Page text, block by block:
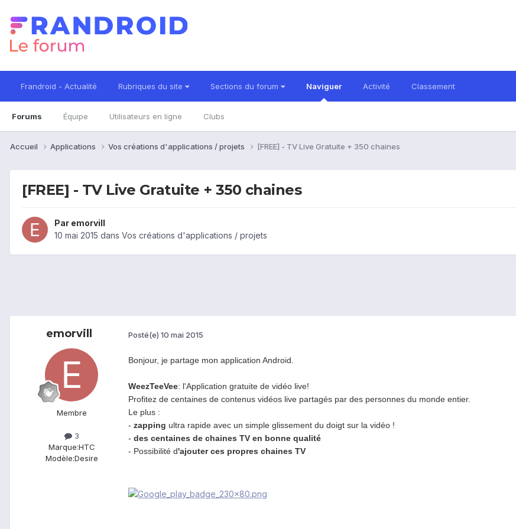
Frandroid - Actualité Rubriques du site Sections du forum Naviguer
Forums Équipe Utilisateurs en ligne Clubs
Activité Classement
Accueil Applications Vos créations d'applications / projets [FREE] - TV Live Gratuite + 350 chaines
[FREE] - TV Live Gratuite + 350 chaines
Par emorvill
10 mai 2015 dans Vos créations d'applications / projets
emorvill
Membre
3
Marque:HTC
Modèle:Desire
Posté(e) 10 mai 2015
Bonjour, je partage mon application Android.
WeezTeeVee: l'Application gratuite de vidéo live!
Profitez de centaines de contenus vidéos live partagés par des personnes du monde entier.
Le plus :
- zapping ultra rapide avec un simple glissement du doigt sur la vidéo !
- des centaines de chaines TV en bonne qualité
- Possibilité d'ajouter ces propres chaines TV